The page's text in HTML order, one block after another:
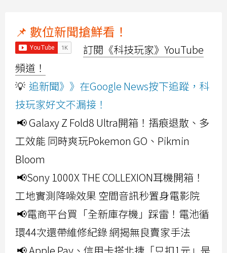
📌 數位新聞搶鮮看！
訂閱《科技玩家》YouTube
頻道！
💡 追新聞》》在Google News按下追蹤，科
技玩家好文不漏接！
📢 Galaxy Z Fold8 Ultra開箱！摺痕退散、多
工效能 同時爽玩Pokemon GO、Pikmin
Bloom
📢Sony 1000X THE COLLEXION耳機開箱！
工地實測降噪效果 空間音訊秒置身電影院
📢電商平台買「全新庫存機」踩雷！電池循
環44次還帶維修紀錄 網揭無良賣家手法